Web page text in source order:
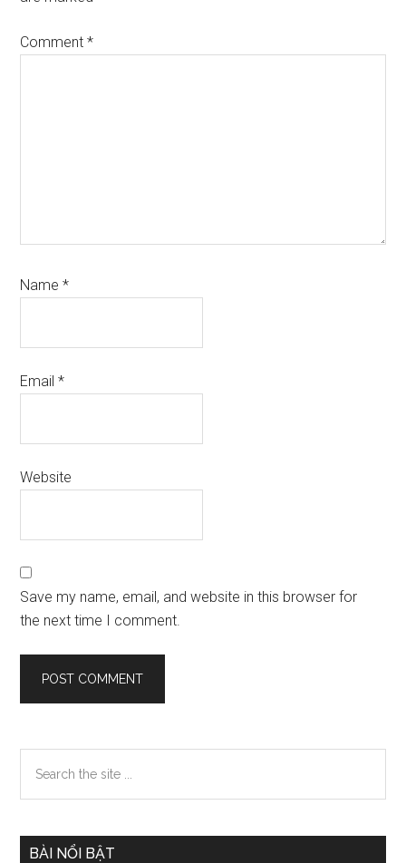
Comment*
Name*
Email*
Website
Save my name, email, and website in this browser for
the next time I comment.
Primary
Sidebar
the
BÀI NỔI BẬT